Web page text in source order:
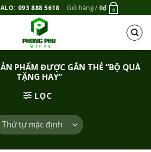
093 888 5618 Giỏ hàng / 0₫ 0
PHẨM ĐƯỢC GẮN THẺ “BỘ QUÀ
TẶNG HAY”
LỌC